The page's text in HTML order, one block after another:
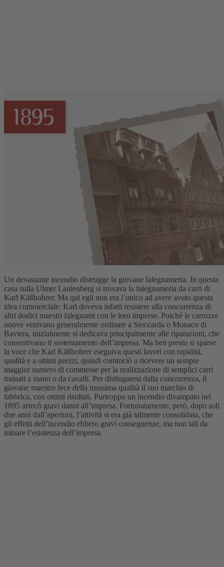
Un devastante incendio distrugge la giovane falegnameria. In questa
casa sulla Ulmer Lautenberg si trovava la falegnameria da carri di
Karl Käßbohrer. Ma qui egli non era l’unico ad avere avuto questa
idea commerciale: Karl doveva infatti resistere alla concorrenza di
altri dodici maestri falegnami con le loro imprese. Poiché le carrozze
nuove venivano generalmente ordinate a Stoccarda o Monaco di
Baviera, inizialmente si dedicava principalmente alle riparazioni, che
consentivano il sostentamento dell’impresa. Ma ben presto si sparse
la voce che Karl Käßbohrer eseguiva questi lavori con rapidità,
qualità e a ottimi prezzi, quindi cominciò a ricevere un sempre
maggior numero di commesse per la realizzazione di semplici carri
trainati a mano o da cavalli. Per distinguersi dalla concorrenza, il
giovane maestro fece della massima qualità il suo marchio di
fabbrica, con ottimi risultati. Purtroppo un incendio divampato nel
1895 arrecò gravi danni all’impresa. Fortunatamente, però, dopo soli
due anni dall’apertura, l’attività si era già talmente consolidata, che
gli effetti dell’incendio ebbero gravi conseguenze, ma non tali da
minare l’esistenza dell’impresa.